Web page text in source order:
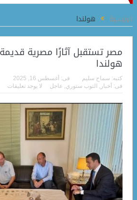
الرئيسية هولندا
مصر تستقبل آثارًا مصرية
هولندا
كتبه: سماح سليم فى: أغسطس 16, 2025
فى: أخبار التوب ستوري عاجل لا يوجد تعليقات